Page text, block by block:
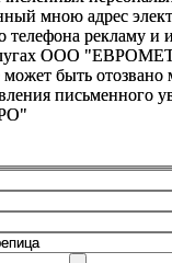
мною адрес
телефона рекламу
ООО
может быть
письменного